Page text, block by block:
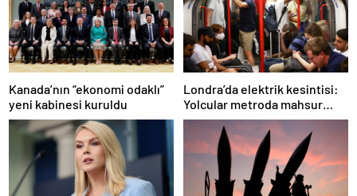
Kanada’nın “ekonomi odaklı”
yeni kabinesi kuruldu
Londra’da elektrik kesintisi:
Yolcular metroda mahsur
kaldı